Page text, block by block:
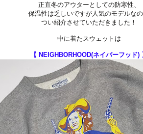
正直冬のアウターとしての防寒性、
保温性は乏しいですが人気のモデルな
つい紹介させていただきました！
中に着たスウェットは
【 NEIGHBORHOOD(ネイバーフッド)